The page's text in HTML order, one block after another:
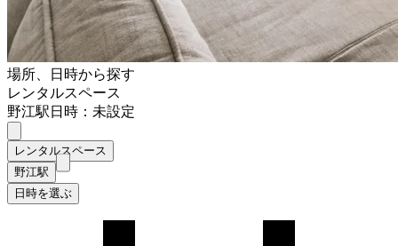
場所、日時から探す
レンタルスペース
野江駅日時：未設定
レンタルスペース
野江駅
日時を選ぶ